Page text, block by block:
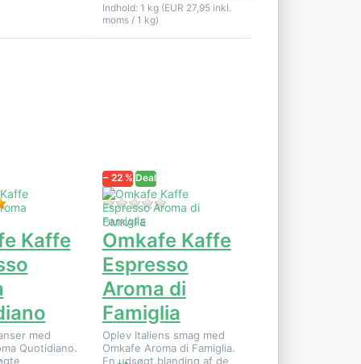
Indhold: 1 kg (EUR 27,95 inkl.
moms / 1 kg)
af dette produkt.
Bedømmelse: 5 fra 5 stjerner. 4 Anmeldelser.
Kaffe
med
Quotidiano.
− 22 % Deal
Der er endnu ingen anmeldelser af
OMKAFE
Omkafe Kaffe
Espresso
Aroma di
Famiglia
Oplev Italiens smag med
Omkafe Aroma di Famiglia.
En udsøgt blanding af de